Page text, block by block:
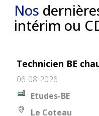
Nos
intérim ou
Technicien BE
06-08-2026
Etudes-BE
Le Coteau